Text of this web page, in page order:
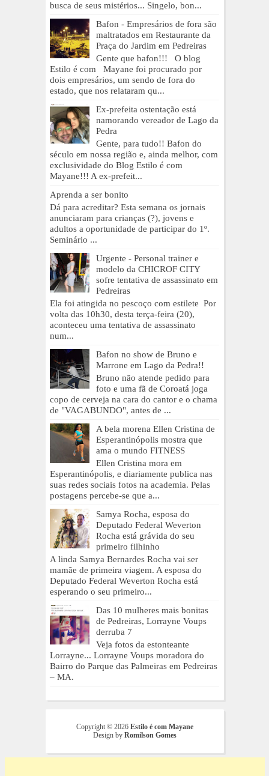
busca de seus mistérios... Singelo, bon...
Bafon - Empresários de fora são
maltratados em Restaurante da
Praça do Jardim em Pedreiras
Gente que bafon!!! O blog
Estilo é com Mayane foi procurado por
dois empresários, um sendo de fora do
estado, que nos relataram qu...
Ex-prefeita ostentação está
namorando vereador de Lago da
Pedra
Gente, para tudo!! Bafon do
século em nossa região e, ainda melhor, com
exclusividade do Blog Estilo é com
Mayane!!! A ex-prefeit...
Aprenda a ser bonito
Dá para acreditar? Esta semana os jornais
anunciaram para crianças (?), jovens e
adultos a oportunidade de participar do 1º.
Seminário ...
Urgente - Personal trainer e
modelo da CHICROF CITY
sofre tentativa de assassinato em
Pedreiras
Ela foi atingida no pescoço com estilete Por
volta das 10h30, desta terça-feira (20),
aconteceu uma tentativa de assassinato
num...
Bafon no show de Bruno e
Marrone em Lago da Pedra!!
Bruno não atende pedido para
foto e uma fã de Coroatá joga
copo de cerveja na cara do cantor e o chama
de "VAGABUNDO", antes de ...
A bela morena Ellen Cristina de
Esperantinópolis mostra que
ama o mundo FITNESS
Ellen Cristina mora em
Esperantinópolis, e diariamente publica nas
suas redes sociais fotos na academia. Pelas
postagens percebe-se que a...
Samya Rocha, esposa do
Deputado Federal Weverton
Rocha está grávida do seu
primeiro filhinho
A linda Samya Bernardes Rocha vai ser
mamãe de primeira viagem. A esposa do
Deputado Federal Weverton Rocha está
esperando o seu primeiro...
Das 10 mulheres mais bonitas
de Pedreiras, Lorrayne Voups
derruba 7
Veja fotos da estonteante
Lorrayne... Lorrayne Voups moradora do
Bairro do Parque das Palmeiras em Pedreiras
– MA.
Copyright © 2026 Estilo é com Mayane
Design by Romilson Gomes